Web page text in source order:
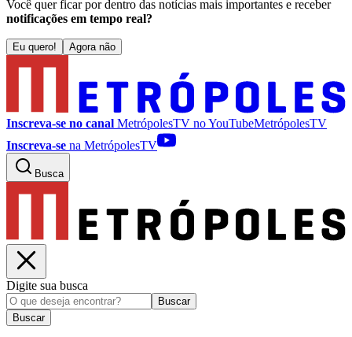
Você quer ficar por dentro das notícias mais importantes e receber
notificações em tempo real?
Eu quero! Agora não
Inscreva-se no canal MetrópolesTV noYouTubeMetrópolesTV
Inscreva-se na MetrópolesTV
Busca
Digite sua busca
Buscar
Buscar